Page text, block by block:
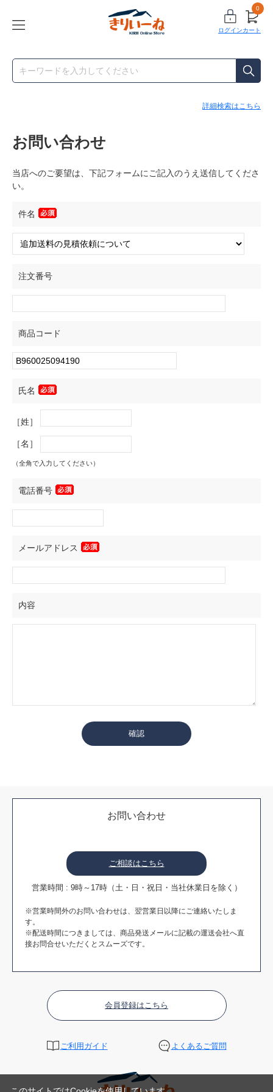
ログイン
0
カート
詳細検索はこちら
お問い合わせ
当店へのご要望は、下記フォームにご記入のうえ送信してくださ
い。
件名
注文番号
商品コード
氏名
［姓］
［名］
（全角で入力してください）
電話番号
メールアドレス
内容
お問い合わせ
ご相談はこちら
営業時間 : 9時～17時（土・日・祝日・当社休業日を除く）
※営業時間外のお問い合わせは、翌営業日以降にご連絡いたしま
す。
※配送時間につきましては、商品発送メールに記載の運送会社へ直
接お問合せいただくとスムーズです。
会員登録はこちら
ご利用ガイド よくあるご質問